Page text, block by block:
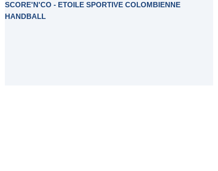
SCORE'N'CO - ETOILE SPORTIVE COLOMBIENNE
HANDBALL